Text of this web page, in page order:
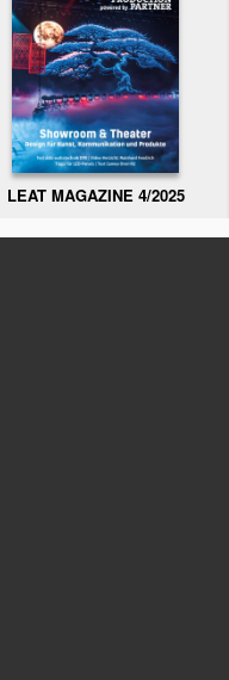
LEAT MAGAZINE 4/2025